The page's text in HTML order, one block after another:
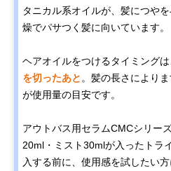
タニカル系オイルが、髪につや
燥でパサつく髪に向いています。
ヘアオイルをつけるタイミング
を切ったあと 。髪の長さにより
が使用量の目安です。
アウトバス用セラムCMCシリー
20ml・ミスト30mlが入ったトラ
入する前に、使用感を試したい方